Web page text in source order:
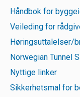
Håndbok for
Veileding for
Høringsuttalelser/
Norwegian Tunnel
Nyttige linker
Sikkerhetsmal for